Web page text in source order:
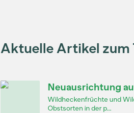
Aktuelle Artikel zum
Neuausrichtung
Wildheckenfrüchte und
Obstsorten in der p...